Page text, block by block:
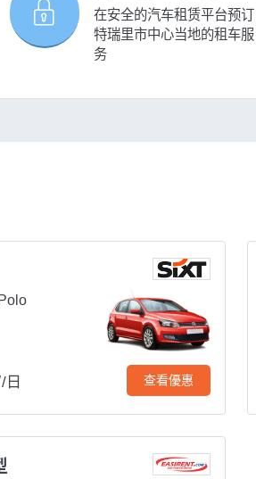
在安全的汽车租赁平台预订
特瑞里市中心当地的租车服
务
/日 查看優惠